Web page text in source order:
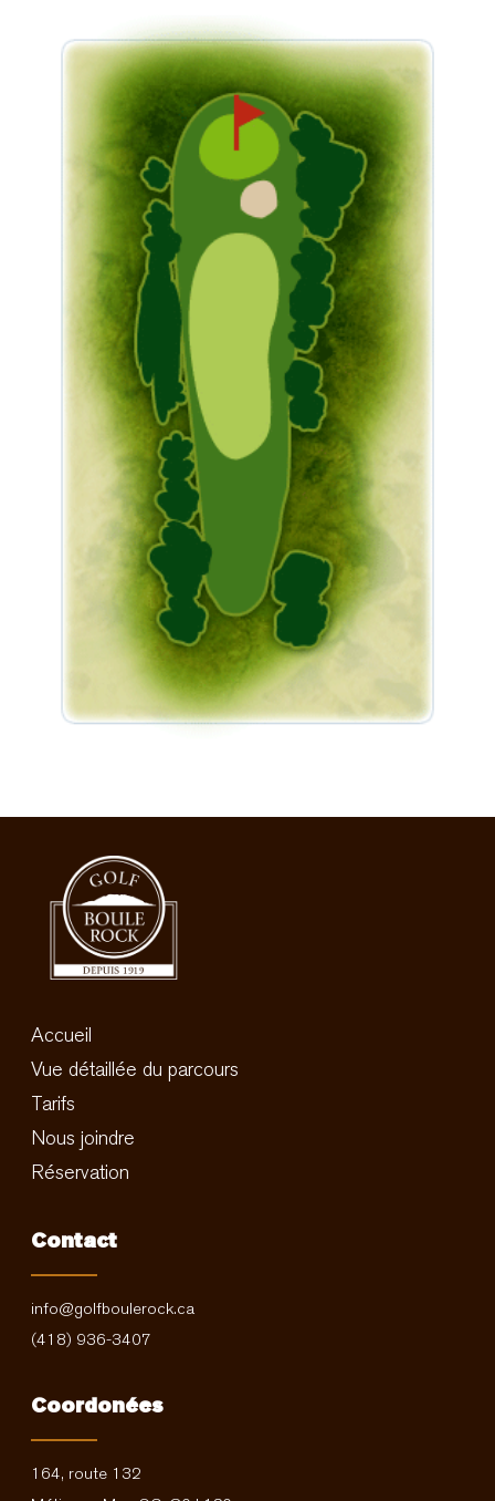
Accueil
Vue détaillée du parcours
Tarifs
Nous joindre
Réservation
Contact
info@golfboulerock.ca
(418) 936-3407
Coordonées
164, route 132